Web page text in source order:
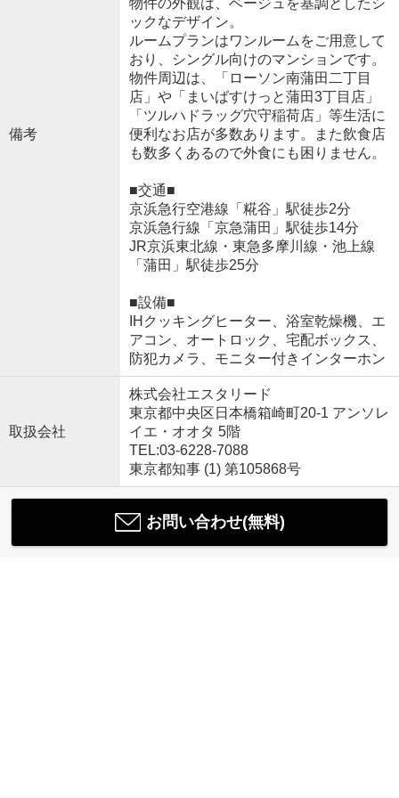
備考
物件の外観は、ベージュを基調としたシ
ックなデザイン。
ルームプランはワンルームをご用意して
おり、シングル向けのマンションです。
物件周辺は、「ローソン南蒲田二丁目
店」や「まいばすけっと蒲田3丁目店」
「ツルハドラッグ穴守稲荷店」等生活に
便利なお店が多数あります。また飲食店
も数多くあるので外食にも困りません。
■交通■
京浜急行空港線「糀谷」駅徒歩2分
京浜急行線「京急蒲田」駅徒歩14分
JR京浜東北線・東急多摩川線・池上線
「蒲田」駅徒歩25分
■設備■
IHクッキングヒーター、浴室乾燥機、エ
アコン、オートロック、宅配ボックス、
防犯カメラ、モニター付きインターホン
取扱会社
株式会社エスタリード
東京都中央区日本橋箱崎町20-1 アンソレ
イエ・オオタ 5階
TEL:03-6228-7088
東京都知事 (1) 第105868号
お問い合わせ(無料)